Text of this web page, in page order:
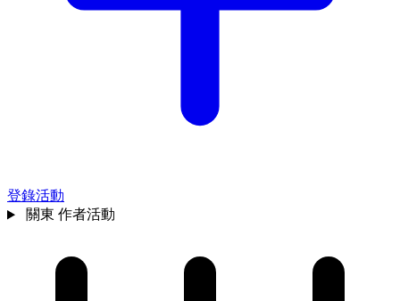
登錄活動
關東 作者活動